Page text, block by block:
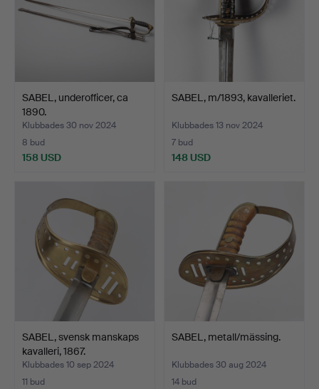
SABEL, underofficer, ca
1890.
Klubbades 30 nov 2024
8 bud
158 USD
SABEL, m/1893, kavalleriet.
Klubbades 13 nov 2024
7 bud
148 USD
SABEL, svensk manskaps
kavalleri, 1867.
Klubbades 10 sep 2024
11 bud
SABEL, metall/mässing.
Klubbades 30 aug 2024
14 bud